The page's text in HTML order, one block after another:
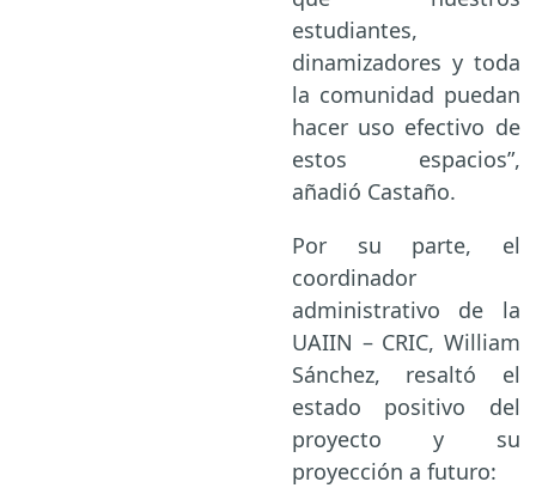
estudiantes,
dinamizadores y toda
la comunidad puedan
hacer uso efectivo de
estos espacios”,
añadió Castaño.
Por su parte, el
coordinador
administrativo de la
UAIIN – CRIC, William
Sánchez, resaltó el
estado positivo del
proyecto y su
proyección a futuro: